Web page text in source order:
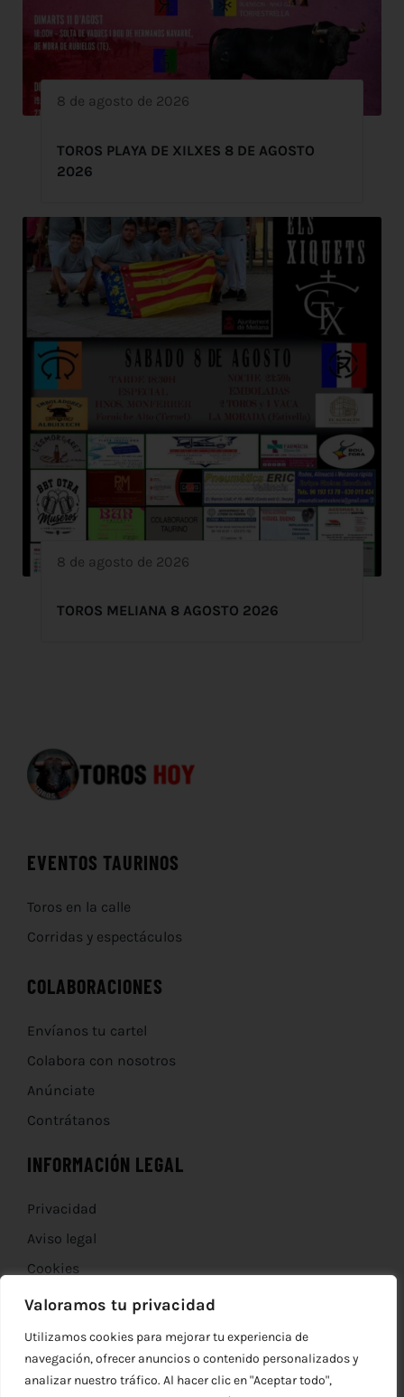
Valoramos tu privacidad
Utilizamos cookies para mejorar tu experiencia de
navegación, ofrecer anuncios o contenido personalizados y
analizar nuestro tráfico. Al hacer clic en "Aceptar todo",
8 de agosto de 2026
TOROS PLAYA DE XILXES 8 DE AGOSTO
2026
8 de agosto de 2026
TOROS MELIANA 8 AGOSTO 2026
EVENTOS TAURINOS
Toros en la calle
Corridas y espectáculos
COLABORACIONES
Envíanos tu cartel
Colabora con nosotros
Anúnciate
Contrátanos
INFORMACIÓN LEGAL
Privacidad
Aviso legal
Cookies
Devoluciones